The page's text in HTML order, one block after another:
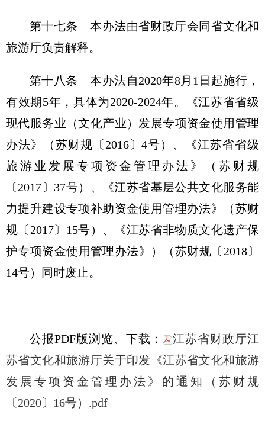
第十七条 本办法由省财政厅会同省文化和
旅游厅负责解释。
第十八条 本办法自2020年8月1日起施行，
有效期5年，具体为2020-2024年。《江苏省省级
现代服务业（文化产业）发展专项资金使用管理
办法》（苏财规〔2016〕4号）、《江苏省省级
旅游业发展专项资金管理办法》（苏财规
〔2017〕37号）、《江苏省基层公共文化服务能
力提升建设专项补助资金使用管理办法》（苏财
规〔2017〕15号）、《江苏省非物质文化遗产保
护专项资金使用管理办法》）（苏财规〔2018〕
14号）同时废止。
公报PDF版浏览、下载：
江苏省财政厅江
苏省文化和旅游厅关于印发《江苏省文化和旅游
发展专项资金管理办法》的通知（苏财规
〔2020〕16号）.pdf